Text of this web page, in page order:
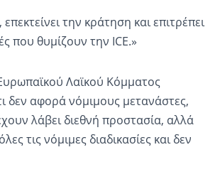
την κράτηση και επιτρέπει
που θυμίζουν την ICE.»
Λαϊκού Κόμματος
δεν αφορά νόμιμους μετανάστες,
λάβει διεθνή προστασία, αλλά
τις νόμιμες διαδικασίες και δεν